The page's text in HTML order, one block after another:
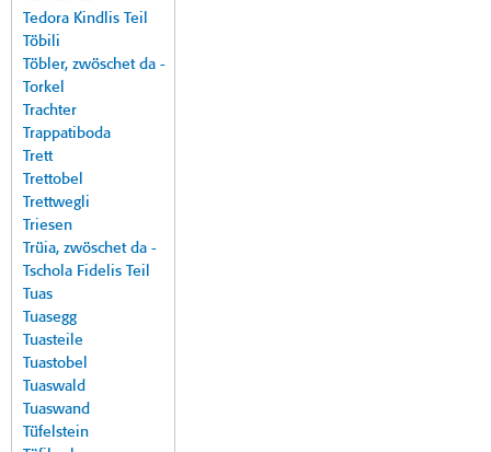
Tedora Kindlis Teil
Töbili
Töbler, zwöschet da -
Torkel
Trachter
Trappatiboda
Trett
Trettobel
Trettwegli
Triesen
Trüia, zwöschet da -
Tschola Fidelis Teil
Tuas
Tuasegg
Tuasteile
Tuastobel
Tuaswald
Tuaswand
Tüfelstein